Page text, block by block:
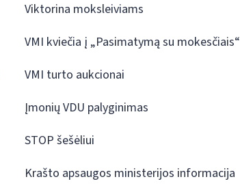
Viktorina moksleiviams
VMI kviečia į „Pasimatymą su mokesčiais“
VMI turto aukcionai
Įmonių VDU palyginimas
STOP šešėliui
Krašto apsaugos ministerijos informacija